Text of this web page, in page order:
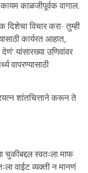
कायम काळजीपूर्वक वागाल.
दिशेचा विचार करा- तुम्ही
कार्यरत आहात,
यांसारख्या उणिवांवर
वापरण्यासाठी
शांतचित्ताने करून ते
स्वतःला माफ
वाईट व्यक्ती न मानणं